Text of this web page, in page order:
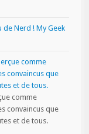
My Geek
comme
convaincus que
et de tous.